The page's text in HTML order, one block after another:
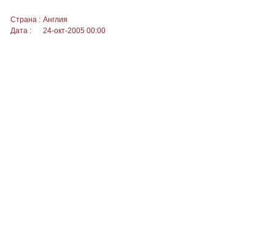
Страна : Англия
Дата :
24-окт-2005 00:00